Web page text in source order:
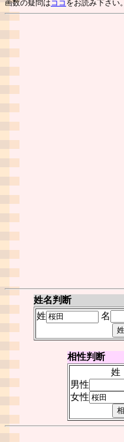
画数の疑問は ココ をお読み下さい。
姓名判断
姓
名
相性判断
姓
男性
女性